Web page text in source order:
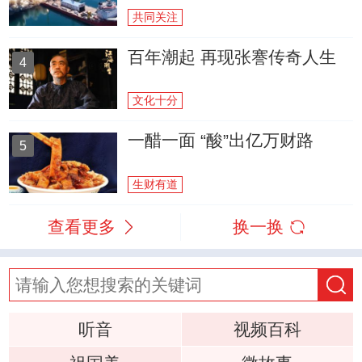
共同关注
4 百年潮起 再现张謇传奇人生
文化十分
5 一醋一面 “酸”出亿万财路
生财有道
查看更多 换一换
听音
视频百科